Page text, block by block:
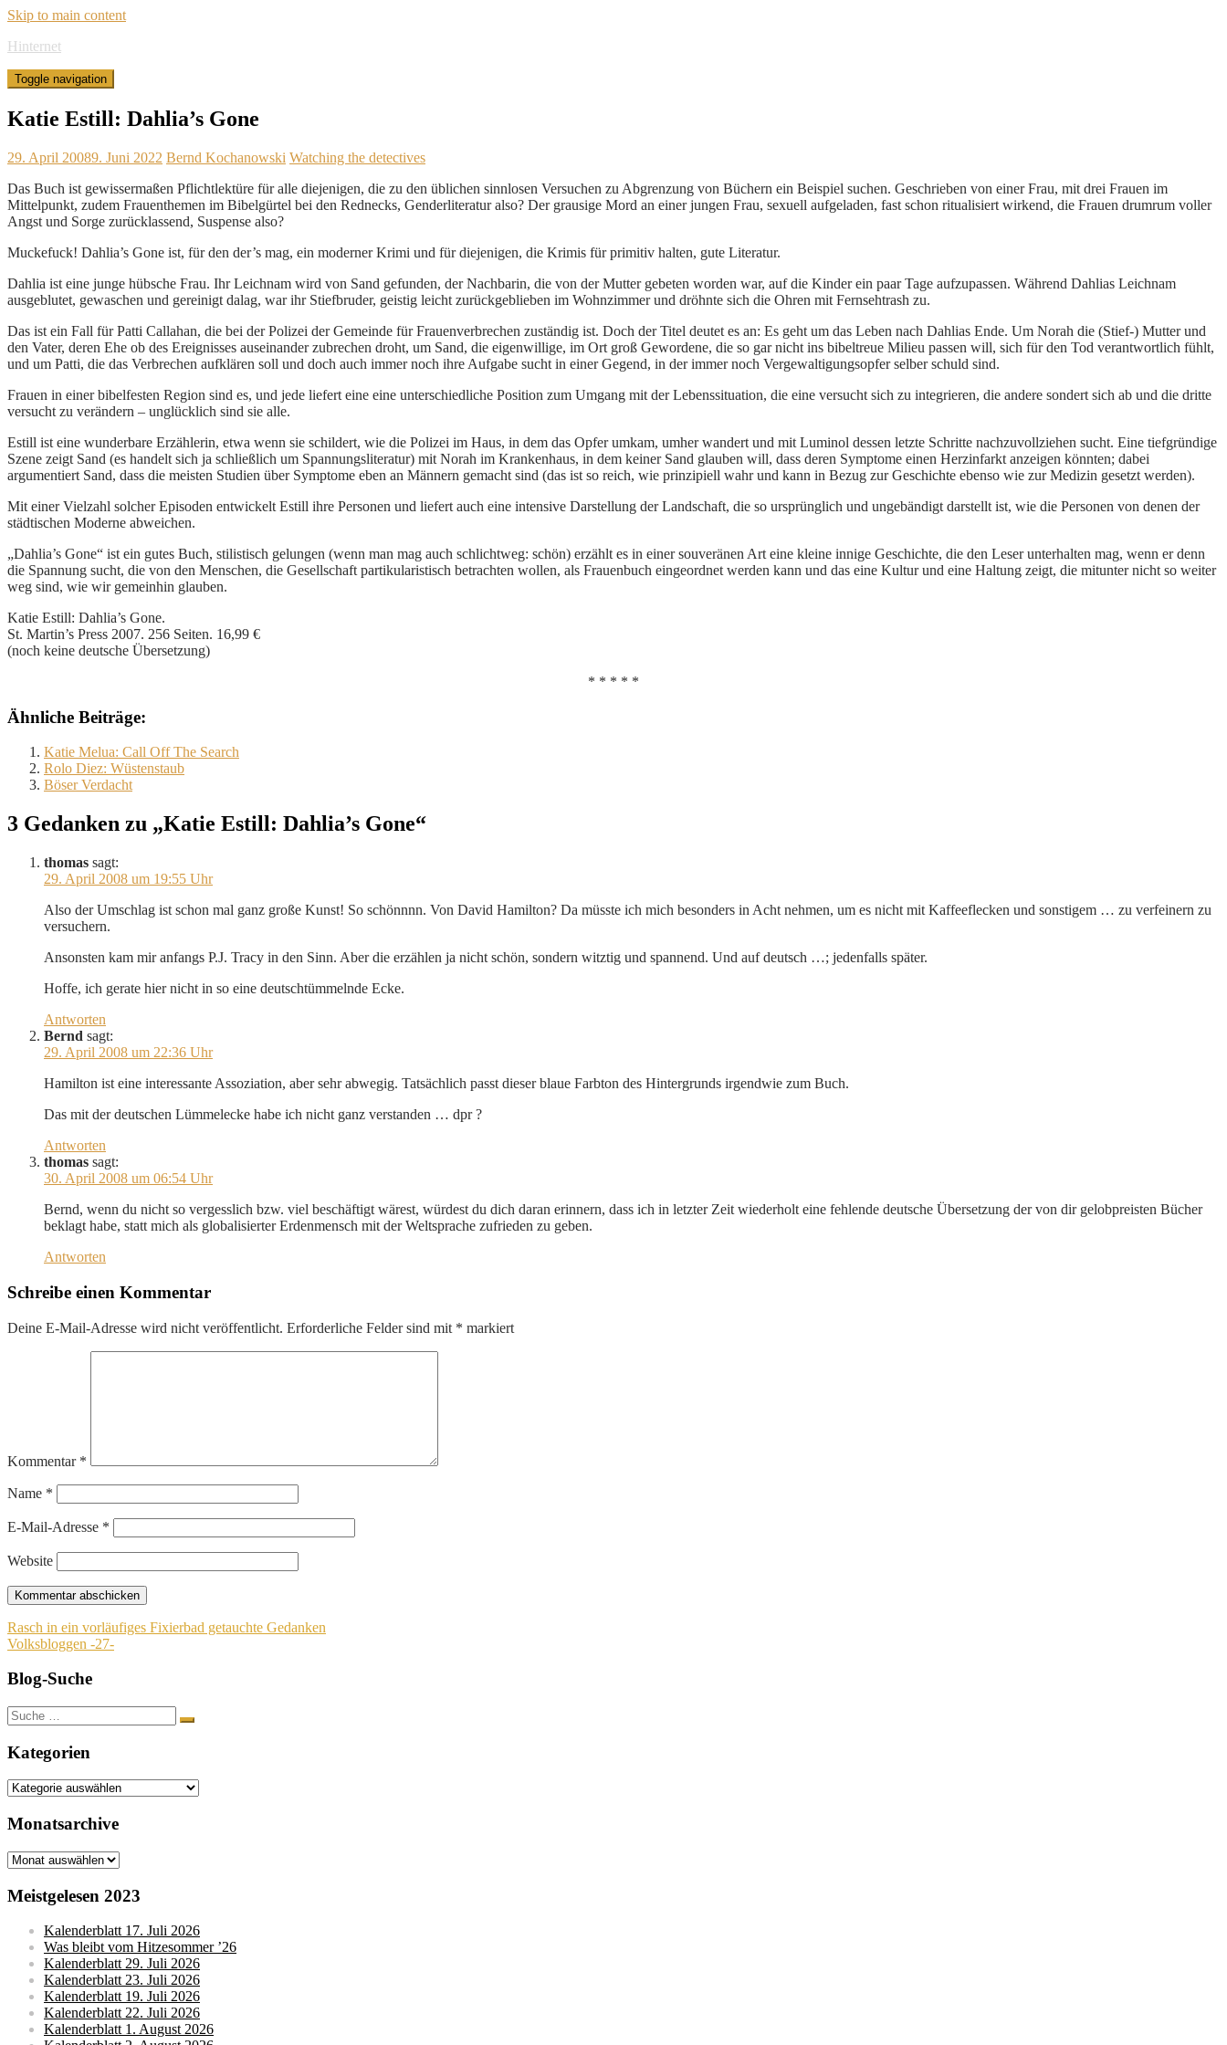
Skip to main content
Hinternet
Toggle navigation
Katie Estill: Dahlia’s Gone
29. April 20089. Juni 2022 Bernd Kochanowski Watching the detectives
Das Buch ist gewissermaßen Pflichtlektüre für alle diejenigen, die zu den üblichen sinnlosen Versuchen zu Abgrenzung von Büchern ein Beispiel suchen. Geschrieben von einer Frau, mit drei Frauen im
Mittelpunkt, zudem Frauenthemen im Bibelgürtel bei den Rednecks, Genderliteratur also? Der grausige Mord an einer jungen Frau, sexuell aufgeladen, fast schon ritualisiert wirkend, die Frauen drumrum voller
Angst und Sorge zurücklassend, Suspense also?
Muckefuck! Dahlia’s Gone ist, für den der’s mag, ein moderner Krimi und für diejenigen, die Krimis für primitiv halten, gute Literatur.
Dahlia ist eine junge hübsche Frau. Ihr Leichnam wird von Sand gefunden, der Nachbarin, die von der Mutter gebeten worden war, auf die Kinder ein paar Tage aufzupassen. Während Dahlias Leichnam
ausgeblutet, gewaschen und gereinigt dalag, war ihr Stiefbruder, geistig leicht zurückgeblieben im Wohnzimmer und dröhnte sich die Ohren mit Fernsehtrash zu.
Das ist ein Fall für Patti Callahan, die bei der Polizei der Gemeinde für Frauenverbrechen zuständig ist. Doch der Titel deutet es an: Es geht um das Leben nach Dahlias Ende. Um Norah die (Stief-) Mutter und
den Vater, deren Ehe ob des Ereignisses auseinander zubrechen droht, um Sand, die eigenwillige, im Ort groß Gewordene, die so gar nicht ins bibeltreue Milieu passen will, sich für den Tod verantwortlich fühlt,
und um Patti, die das Verbrechen aufklären soll und doch auch immer noch ihre Aufgabe sucht in einer Gegend, in der immer noch Vergewaltigungsopfer selber schuld sind.
Frauen in einer bibelfesten Region sind es, und jede liefert eine eine unterschiedliche Position zum Umgang mit der Lebenssituation, die eine versucht sich zu integrieren, die andere sondert sich ab und die dritte
versucht zu verändern – unglücklich sind sie alle.
Estill ist eine wunderbare Erzählerin, etwa wenn sie schildert, wie die Polizei im Haus, in dem das Opfer umkam, umher wandert und mit Luminol dessen letzte Schritte nachzuvollziehen sucht. Eine tiefgründige
Szene zeigt Sand (es handelt sich ja schließlich um Spannungsliteratur) mit Norah im Krankenhaus, in dem keiner Sand glauben will, dass deren Symptome einen Herzinfarkt anzeigen könnten; dabei
argumentiert Sand, dass die meisten Studien über Symptome eben an Männern gemacht sind (das ist so reich, wie prinzipiell wahr und kann in Bezug zur Geschichte ebenso wie zur Medizin gesetzt werden).
Mit einer Vielzahl solcher Episoden entwickelt Estill ihre Personen und liefert auch eine intensive Darstellung der Landschaft, die so ursprünglich und ungebändigt darstellt ist, wie die Personen von denen der
städtischen Moderne abweichen.
„Dahlia’s Gone“ ist ein gutes Buch, stilistisch gelungen (wenn man mag auch schlichtweg: schön) erzählt es in einer souveränen Art eine kleine innige Geschichte, die den Leser unterhalten mag, wenn er denn
die Spannung sucht, die von den Menschen, die Gesellschaft partikularistisch betrachten wollen, als Frauenbuch eingeordnet werden kann und das eine Kultur und eine Haltung zeigt, die mitunter nicht so weiter
weg sind, wie wir gemeinhin glauben.
Katie Estill: Dahlia’s Gone.
St. Martin’s Press 2007. 256 Seiten. 16,99 €
(noch keine deutsche Übersetzung)
* * * * *
Ähnliche Beiträge:
Katie Melua: Call Off The Search
Rolo Diez: Wüstenstaub
Böser Verdacht
3 Gedanken zu „Katie Estill: Dahlia’s Gone“
thomas sagt:
29. April 2008 um 19:55 Uhr
Also der Umschlag ist schon mal ganz große Kunst! So schönnnn. Von David Hamilton? Da müsste ich mich besonders in Acht nehmen, um es nicht mit Kaffeeflecken und sonstigem … zu verfeinern zu
versuchern.
Ansonsten kam mir anfangs P.J. Tracy in den Sinn. Aber die erzählen ja nicht schön, sondern witztig und spannend. Und auf deutsch …; jedenfalls später.
Hoffe, ich gerate hier nicht in so eine deutschtümmelnde Ecke.
Antworten
Bernd sagt:
29. April 2008 um 22:36 Uhr
Hamilton ist eine interessante Assoziation, aber sehr abwegig. Tatsächlich passt dieser blaue Farbton des Hintergrunds irgendwie zum Buch.
Das mit der deutschen Lümmelecke habe ich nicht ganz verstanden … dpr ?
Antworten
thomas sagt:
30. April 2008 um 06:54 Uhr
Bernd, wenn du nicht so vergesslich bzw. viel beschäftigt wärest, würdest du dich daran erinnern, dass ich in letzter Zeit wiederholt eine fehlende deutsche Übersetzung der von dir gelobpreisten Bücher
beklagt habe, statt mich als globalisierter Erdenmensch mit der Weltsprache zufrieden zu geben.
Antworten
Schreibe einen Kommentar
Deine E-Mail-Adresse wird nicht veröffentlicht. Erforderliche Felder sind mit * markiert
Kommentar *
Name *
E-Mail-Adresse *
Website
Beitragsnavigation
Rasch in ein vorläufiges Fixierbad getauchte Gedanken
Volksbloggen -27-
Blog-Suche
Suche
nach:
Kategorien
Kategorien
Monatsarchive
Monatsarchive
Meistgelesen 2023
Kalenderblatt 17. Juli 2026
Was bleibt vom Hitzesommer ’26
Kalenderblatt 29. Juli 2026
Kalenderblatt 23. Juli 2026
Kalenderblatt 19. Juli 2026
Kalenderblatt 22. Juli 2026
Kalenderblatt 1. August 2026